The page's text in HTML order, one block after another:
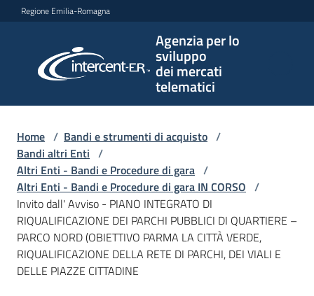
Vai al contenuto
Vai alla navigazione
Vai al footer
Regione Emilia-Romagna
Agenzia per lo
sviluppo
dei mercati
telematici
per lo
sviluppo
telematici
L'Agenzia
Bandi
e
Home / Bandi e strumenti di acquisto /
Bandi altri Enti /
Altri Enti - Bandi e Procedure di gara /
Altri Enti - Bandi e Procedure di gara IN CORSO /
Invito dall' Avviso - PIANO INTEGRATO DI
RIQUALIFICAZIONE DEI PARCHI PUBBLICI DI QUARTIERE –
PARCO NORD (OBIETTIVO PARMA LA CITTÀ VERDE,
RIQUALIFICAZIONE DELLA RETE DI PARCHI, DEI VIALI E
DELLE PIAZZE CITTADINE